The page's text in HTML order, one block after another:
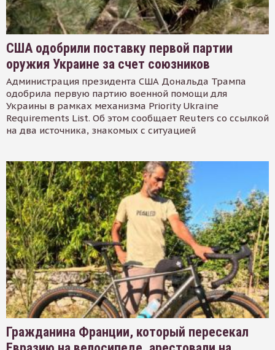
США одобрили поставку первой партии
оружия Украине за счет союзников
Администрация президента США Дональда Трампа
одобрила первую партию военной помощи для
Украины в рамках механизма Priority Ukraine
Requirements List. Об этом сообщает Reuters со ссылкой
на два источника, знакомых с ситуацией
Гражданина Франции, который пересекал